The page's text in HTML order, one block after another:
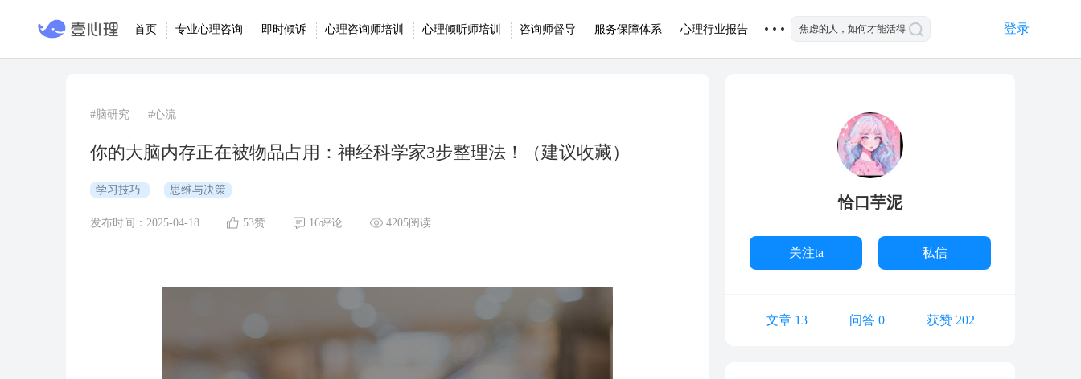
首页 专业心理咨询 即时倾诉 心理咨询师培训 心理倾听师培训 咨询师督导 服务保障体系 心理行业报告 登录
#脑研究 #心流
你的大脑内存正在被物品占用：神经科学家3步整理法！（建议收藏）
学习技巧 思维与决策
发布时间：2025-04-18 53赞 16评论 4205阅读
恰口芋泥
关注ta 私信
文章 13 问答 0 获赞 202